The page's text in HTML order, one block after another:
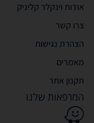
אודות וינקלר קליניק
צרו קשר
הצהרת נגישות
מאמרים
תקנון אתר
המרפאות שלנו